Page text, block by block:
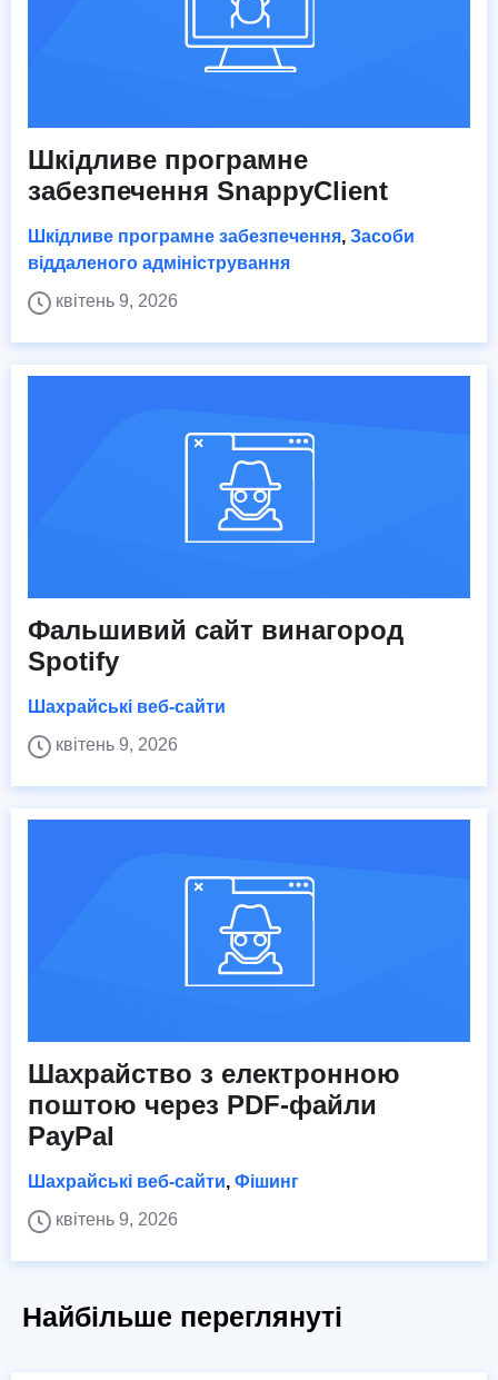
Шкідливе програмне
забезпечення SnappyClient
Шкідливе програмне забезпечення, Засоби
віддаленого адміністрування
квітень 9, 2026
Фальшивий сайт винагород
Spotify
Шахрайські веб-сайти
квітень 9, 2026
Шахрайство з електронною
поштою через PDF-файли
PayPal
Шахрайські веб-сайти, Фішинг
квітень 9, 2026
Найбільше переглянуті